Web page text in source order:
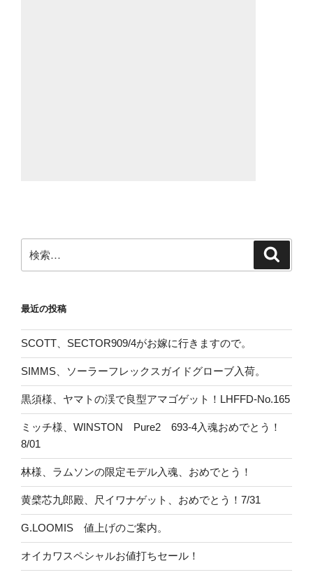
索:
最近の投稿
SCOTT、SECTOR909/4がお嫁に行きますので。
SIMMS、ソーラーフレックスガイドグローブ入荷。
黒須様、ヤマトの渓で良型アマゴゲット！LHFFD-No.165
ミッチ様、WINSTON Pure2 693-4入魂おめでとう！
8/01
林様、ラムソンの限定モデル入魂、おめでとう！
黄檗芯九郎殿、尺イワナゲット、おめでとう！7/31
G.LOOMIS 値上げのご案内。
オイカワスペシャルお値打ちセール！